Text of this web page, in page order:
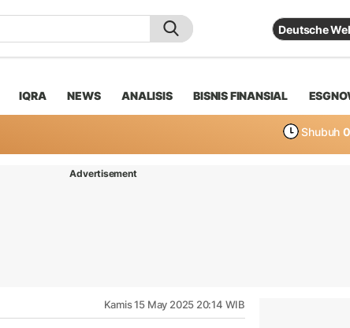
Deutsche
IQRA NEWS ANALISIS BISNIS FINANSIAL
Shubuh
Advertisement
Kamis 15 May 2025 20:14 WIB